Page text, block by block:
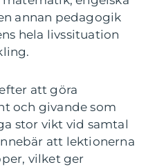
annan pedagogik
hela livssituation
att göra
och givande som
stor vikt vid samtal
att lektionerna
vilket ger